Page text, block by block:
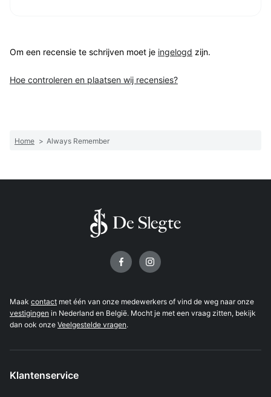
Om een recensie te schrijven moet je ingelogd zijn.
Hoe controleren en plaatsen wij recensies?
Home > Always Remember
Maak contact met één van onze medewerkers of vind de weg naar onze
vestigingen in Nederland en België. Mocht je met een vraag zitten, bekijk
dan ook onze Veelgestelde vragen.
Klantenservice